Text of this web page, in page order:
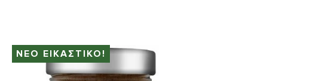
ΝΕΟ ΕΙΚΑΣΤΙΚΟ!